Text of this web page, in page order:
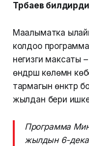
Төрөбаев
Маалыматка
колдоо
негизги максаты –
өндүрүш көлөмүн
тармагын
жылдан бери ишке
Программа
жылдын 6-